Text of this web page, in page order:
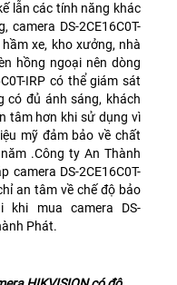
lẫn các tính năng khác
DS-2CE16C0T-
xe, kho xưởng, nhà
hồng ngoại nên dòng
IRP có thể giám sát
có đủ ánh sáng, khách
tâm hơn khi sử dụng vì
mỹ đảm bảo về chất
.Công ty An Thành
DS-2CE16C0T-
an tâm về chế độ bảo
khi mua camera DS-
Phát.